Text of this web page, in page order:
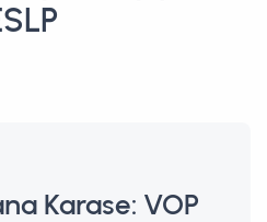
Karase: VOP